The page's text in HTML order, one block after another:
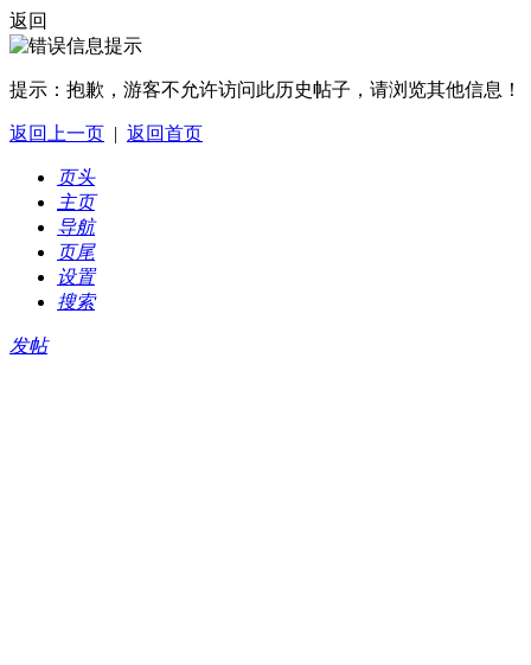
返回
提示： 抱歉，游客不允许访问此历史帖子，请浏览其他信息！
返回上一页 | 返回首页
页头
主页
导航
页尾
设置
搜索
发帖